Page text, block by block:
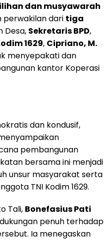
dan musyawarah
perwakilan dari tiga
Desa, Sekretaris BPD,
1629, Cipriano, M.
menyepakati dan
kantor Koperasi
dan kondusif,
pembangunan
bersama ini menjadi
unsur masyarakat serta
TNI Kodim 1629.
Tali, Bonefasius Pati
penuh terhadap
Ia menegaskan